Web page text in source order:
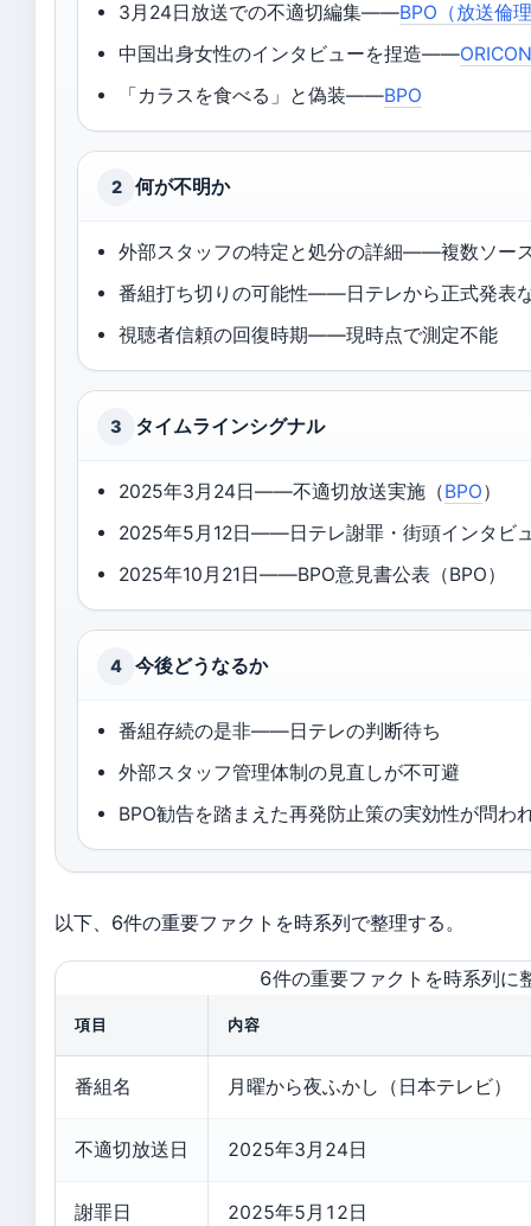
3月24日放送での不適切編集——BPO（放送倫
中国出身女性のインタビューを捏造——
「カラスを食べる」と偽装——BPO
2 何が不明か
外部スタッフの特定と処分の詳細——複数ソー
番組打ち切りの可能性——日テレから正式発表
視聴者信頼の回復時期——現時点で測定不能
3 タイムラインシグナル
2025年3月24日——不適切放送実施（BPO）
2025年5月12日——日テレ謝罪・街頭インタビ
2025年10月21日——BPO意見書公表（BPO）
4 今後どうなるか
番組存続の是非——日テレの判断待ち
外部スタッフ管理体制の見直しが不可避
BPO勧告を踏まえた再発防止策の実効性が問わ
以下、6件の重要ファクトを時系列で整理する。
6件の重要ファクトを時系列に
項目 内容
番組名 月曜から夜ふかし（日本テレビ）
不適切放送日 2025年3月24日
謝罪日 2025年5月12日